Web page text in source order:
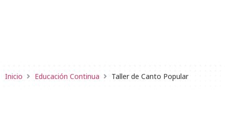
Inicio Educación Continua Taller de Canto Popular